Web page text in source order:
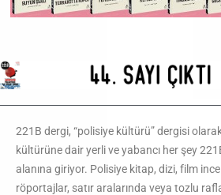
221B dergi, “polisiye kültürü” dergisi
kültürüne dair yerli ve yabancı her şey
alanına giriyor. Polisiye kitap, dizi, film
röportajlar, satır aralarında veya tozlu